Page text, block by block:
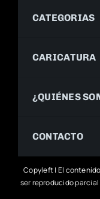
CATEGORIAS
CARICATURA
¿QUIÉNES
CONTACTO
Copyleft | El
ser reproducido